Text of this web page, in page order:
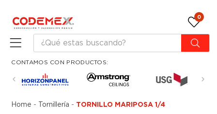
0
CONTAMOS CON PRODUCTOS:
Home - Tornillería - TORNILLO MARIPOSA 1/4